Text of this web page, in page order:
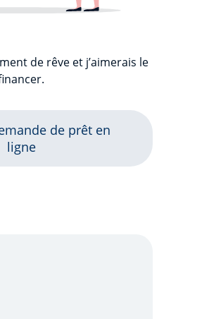
de rêve et j’aimerais le
de prêt en
ligne